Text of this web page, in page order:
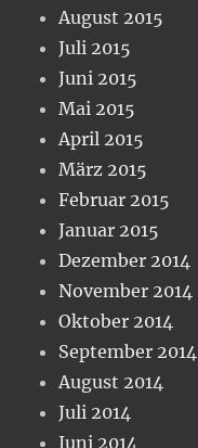
August 2015
Juli 2015
Juni 2015
Mai 2015
April 2015
März 2015
Februar 2015
Januar 2015
Dezember 2014
November 2014
Oktober 2014
September 2014
August 2014
Juli 2014
Juni 2014